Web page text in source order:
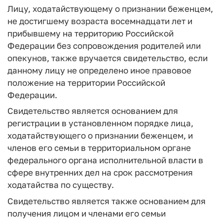
Лицу, ходатайствующему о признании беженцем,
не достигшему возраста восемнадцати лет и
прибывшему на территорию Российской
Федерации без сопровождения родителей или
опекунов, также вручается свидетельство, если
данному лицу не определено иное правовое
положение на территории Российской
Федерации.
Свидетельство является основанием для
регистрации в установленном порядке лица,
ходатайствующего о признании беженцем, и
членов его семьи в территориальном органе
федерального органа исполнительной власти в
сфере внутренних дел на срок рассмотрения
ходатайства по существу.
Свидетельство является также основанием для
получения лицом и членами его семьи